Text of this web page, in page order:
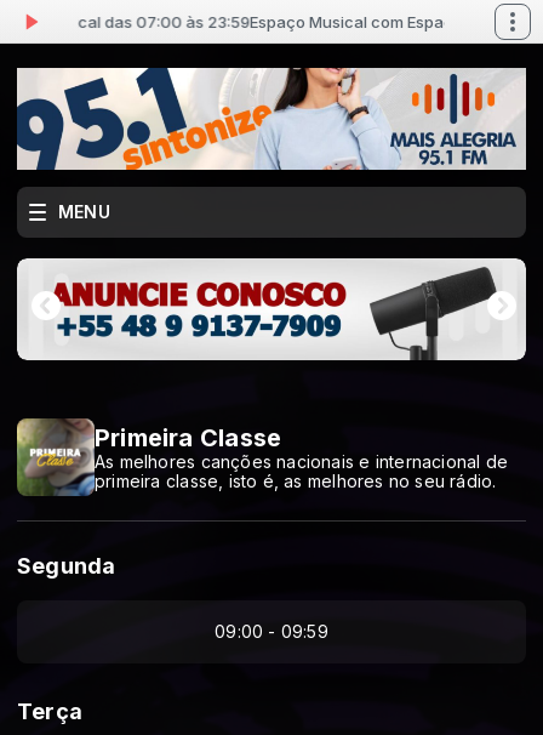
Musical das 07:00 às 23:59Espaço Musical com Espaço Musical
MENU
Primeira Classe
As melhores canções nacionais e internacional de
primeira classe, isto é, as melhores no seu rádio.
Segunda
09:00 - 09:59
Terça